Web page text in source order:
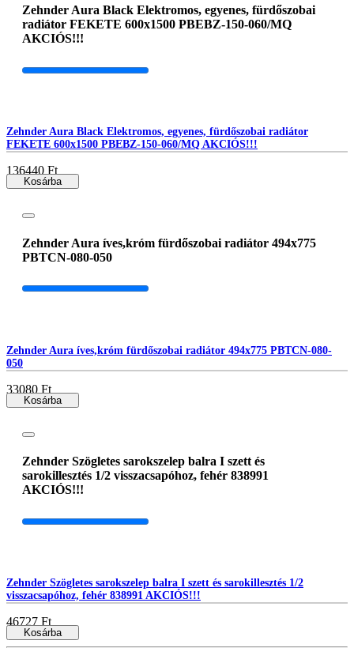
Zehnder Aura Black Elektromos, egyenes, fürdőszobai
radiátor FEKETE 600x1500 PBEBZ-150-060/MQ
AKCIÓS!!!
Zehnder Aura Black Elektromos, egyenes, fürdőszobai radiátor
FEKETE 600x1500 PBEBZ-150-060/MQ AKCIÓS!!!
136440 Ft
Kosárba
Zehnder Aura íves,króm fürdőszobai radiátor 494x775
PBTCN-080-050
Zehnder Aura íves,króm fürdőszobai radiátor 494x775 PBTCN-080-
050
33080 Ft
Kosárba
Zehnder Szögletes sarokszelep balra I szett és
sarokillesztés 1/2 visszacsapóhoz, fehér 838991
AKCIÓS!!!
Zehnder Szögletes sarokszelep balra I szett és sarokillesztés 1/2
visszacsapóhoz, fehér 838991 AKCIÓS!!!
46727 Ft
Kosárba